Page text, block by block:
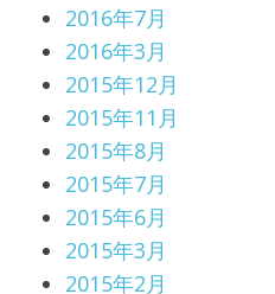
2016年7月
2016年3月
2015年12月
2015年11月
2015年8月
2015年7月
2015年6月
2015年3月
2015年2月